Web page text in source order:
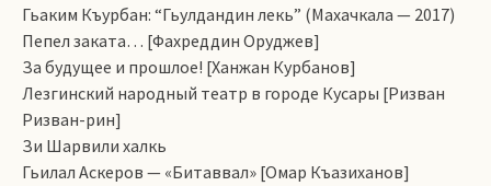
Гьаким Къурбан: “Гьулдандин лекь” (Махачкала — 2017)
Пепел заката… [Фахреддин Оруджев]
За будущее и прошлое! [Ханжан Курбанов]
Лезгинский народный театр в городе Кусары [Ризван
Ризван-рин]
Зи Шарвили халкь
Гьилал Аскеров — «Битаввал» [Омар Къазиханов]